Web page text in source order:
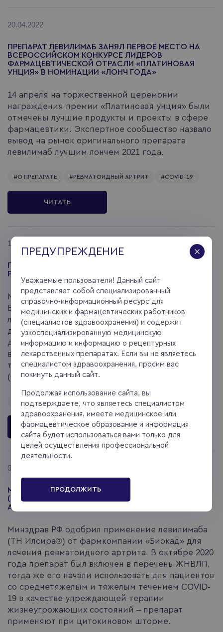
20.04.2022
ПРЕПАРАТ ЛЕВИЛИМАБ ЗАНЯЛ ПЕРВОЕ МЕСТО НА
ВСЕРОССИЙСКОМ КОНКУРСЕ ЛИДЕРОВ
ФАРМАЦЕВТИЧЕСКОЙ ОТРАСЛИ «ПЛАТИНОВАЯ
УНЦИЯ» В НОМИНАЦИИ «ЛОНЧ ГОДА»
14 апреля на торжественной церемонии
награждения премии «Платиновая унция» были
отмечены лучшие продукты и проекты в сфере
фармацевтики. Экспертное сообщество назвало
вывод на рынок оригинального препарата
левилимаб лучшим лончем 2021 года.
#О ПРЕПАРАТЕ #РЕВМАТОИДНЫЙ АРТРИТ #COVID-19
ЧИТАТЬ
14.09.2021
ПРЕПАРАТ ИЛСИРА® (ЛЕВИЛИМАБ) ПОЛУЧИЛ
РЕГИСТРАЦИЮ В БЕЛАРУСИ
Министерство здравоохранения Республики
Беларусь одобрило применение препарата
левилимаб (торговое наименование Илсира®)
для терапии ревматоидного артрита, а также
для патогенетической терапии синдрома
высвобождения цитокинов при тяжелом
течении новой коронавирусной инфекции
(CОVID-19).
РЕВМАТОИДНЫЙ АРТРИТ #COVID-19
ЧИТАТЬ
01.07.2021
МИНЗДРАВ РФ ОДОБРИЛ ПРИМЕНЕНИЕ ИЛСИРЫ®
(МНН ЛЕВИЛИМАБ) ДЛЯ ЛЕЧЕНИЯ РЕВМАТОИДНОГО
АРТРИТА
Минздрав РФ одобрил применение левилимаба
(ТН Илсира®) от фармкомпании «Биокад» для
лечения ревматоидного артрита. В октябре 2020
года препарат был включен в перечень ЖНВЛП,
тогда же его начали использовать для пациентов
со среднетяжелым и тяжелым течением COVID-
19 в качестве упреждающей терапии
жизнеугрожающих состояний – препарат
применяют при цитокиновом шторме.
ПРЕДУПРЕЖДЕНИЕ
Уважаемые пользователи! Данный сайт
представляет собой специализированный
справочно-информационный ресурс для
медицинских и фармацевтических работников
(специалистов здравоохранения) и содержит
узкоспециализированную медицинскую
информацию и информацию о рецептурных
лекарственных препаратах. Если вы не являетесь
специалистом здравоохранения, просим вас
покинуть данный сайт.
Продолжая использование сайта, вы
подтверждаете, что являетесь специалистом
здравоохранения, имеете медицинское или
фармацевтическое образование и информация
сайта будет использоваться вами только для
целей осуществления профессиональной
деятельности.
ПРОДОЛЖИТЬ